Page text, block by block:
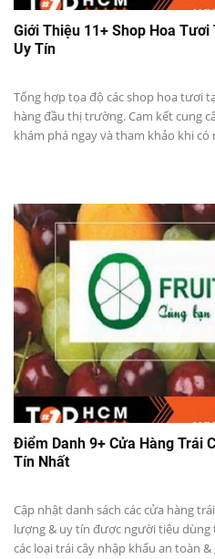
Giới Thiệu 11+ Shop Hoa Tươi
Uy Tín
Tổng hợp tọa độ các shop hoa tươi
hàng đầu thị trường. Cam kết cung
khám phá ngay và tham khảo khi có
Điểm Danh 9+ Cửa Hàng Trái
Tín Nhất
Cập nhật danh sách các cửa hàng
lượng & uy tín được người tiêu dùng
các loại trái cây nhập khẩu an toàn